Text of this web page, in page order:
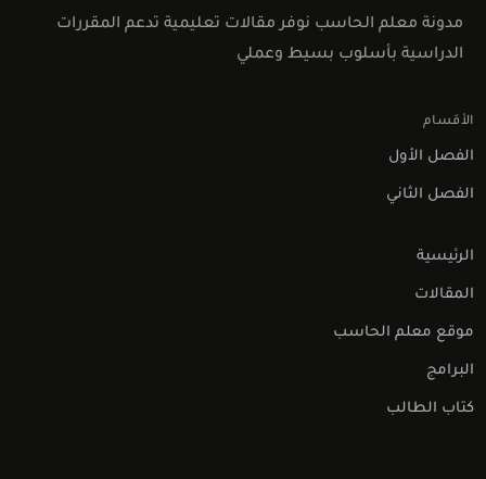
مدونة معلم الحاسب نوفر مقالات تعليمية تدعم المقررات
الدراسية بأسلوب بسيط وعملي
الأقسام
الفصل الأول
الفصل الثاني
الرئيسية
المقالات
موقع معلم الحاسب
البرامج
كتاب الطالب